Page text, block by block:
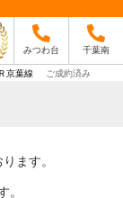
みつわ台 千葉南
京葉線 ご成約済み
ます。
。